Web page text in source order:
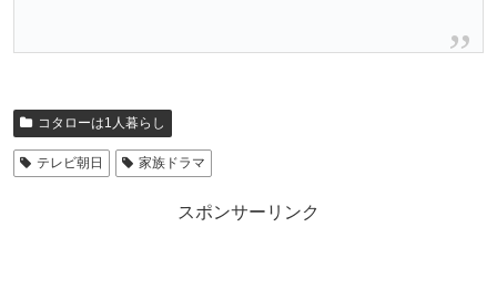
コタローは1人暮らし
テレビ朝日 家族ドラマ
スポンサーリンク